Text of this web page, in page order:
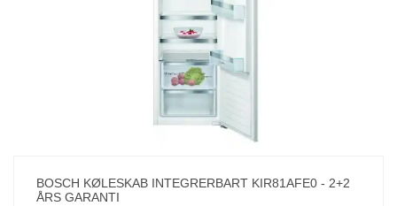
BOSCH KØLESKAB INTEGRERBART KIR81AFE0 - 2+2
ÅRS GARANTI